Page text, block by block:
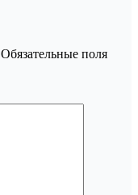
Обязательные поля